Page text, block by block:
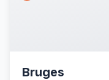
Bruges